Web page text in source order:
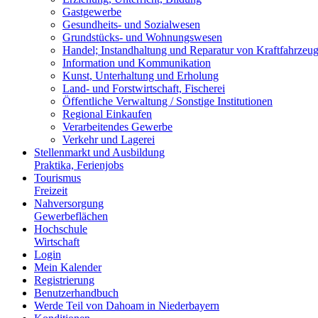
Gastgewerbe
Gesundheits- und Sozialwesen
Grundstücks- und Wohnungswesen
Handel; Instandhaltung und Reparatur von
Information und Kommunikation
Kunst, Unterhaltung und Erholung
Land- und Forstwirtschaft, Fischerei
Öffentliche Verwaltung / Sonstige Institutionen
Regional Einkaufen
Verarbeitendes Gewerbe
Verkehr und Lagerei
Stellenmarkt und Ausbildung
Praktika, Ferienjobs
Tourismus
Freizeit
Nahversorgung
Gewerbeflächen
Hochschule
Wirtschaft
Login
Mein Kalender
Registrierung
Benutzerhandbuch
Werde Teil von Dahoam in Niederbayern